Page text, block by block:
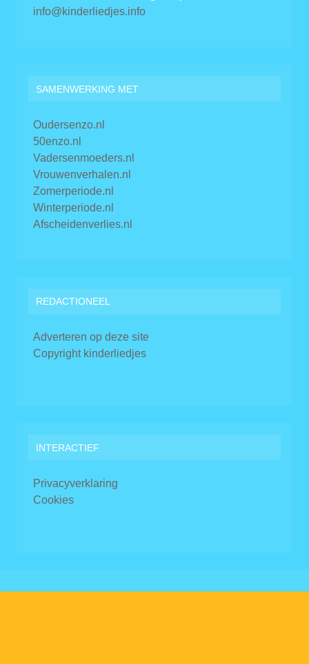
info@kinderliedjes.info
SAMENWERKING MET
Oudersenzo.nl
50enzo.nl
Vadersenmoeders.nl
Vrouwenverhalen.nl
Zomerperiode.nl
Winterperiode.nl
Afscheidenverlies.nl
REDACTIONEEL
Adverteren op deze site
Copyright kinderliedjes
INTERACTIEF
Privacyverklaring
Cookies